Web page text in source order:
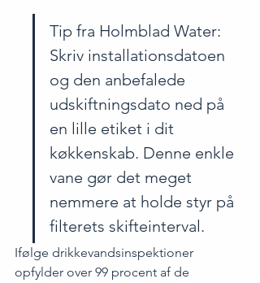
Tip fra Holmblad Water:
Skriv installationsdatoen
og den anbefalede
udskiftningsdato ned på
en lille etiket i dit
køkkenskab. Denne enkle
vane gør det meget
nemmere at holde styr på
filterets skifteinterval.
Ifølge drikkevandsinspektioner
opfylder over 99 procent af de